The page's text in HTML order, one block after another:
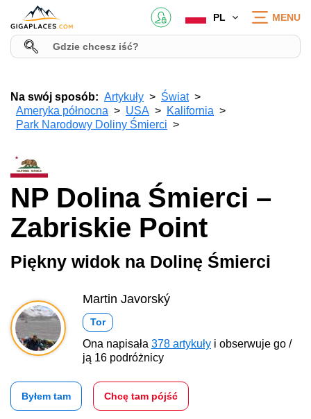
PL MENU
Na swój sposób: Artykuły
Świat
Ameryka północna
USA
Kalifornia
Park Narodowy Doliny Śmierci
NP Dolina Śmierci –
Zabriskie Point
Piękny widok na Dolinę Śmierci
Martin Javorský
Tor
Ona napisała 378 artykuły i obserwuje go /
ją 16 podróżnicy
Byłem tam Chcę tam pójść